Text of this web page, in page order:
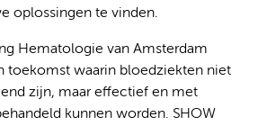
oplossingen te vinden.
Hematologie van Amsterdam
toekomst waarin bloedziekten niet
zijn, maar effectief en met
kunnen worden. SHOW